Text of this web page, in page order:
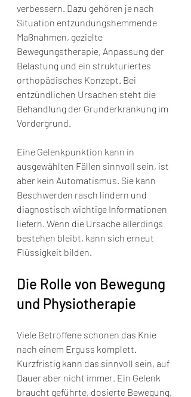
verbessern. Dazu gehören je nach
Situation entzündungshemmende
Maßnahmen, gezielte
Bewegungstherapie, Anpassung der
Belastung und ein strukturiertes
orthopädisches Konzept. Bei
entzündlichen Ursachen steht die
Behandlung der Grunderkrankung im
Vordergrund.
Eine Gelenkpunktion kann in
ausgewählten Fällen sinnvoll sein, ist
aber kein Automatismus. Sie kann
Beschwerden rasch lindern und
diagnostisch wichtige Informationen
liefern. Wenn die Ursache allerdings
bestehen bleibt, kann sich erneut
Flüssigkeit bilden.
Die Rolle von Bewegung
und Physiotherapie
Viele Betroffene schonen das Knie
nach einem Erguss komplett.
Kurzfristig kann das sinnvoll sein, auf
Dauer aber nicht immer. Ein Gelenk
braucht geführte, dosierte Bewegung,